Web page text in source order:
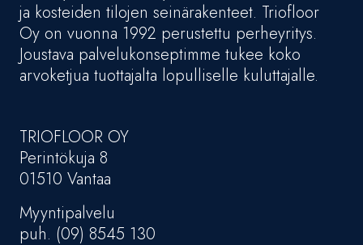
ja kosteiden tilojen seinärakenteet. Triofloor
Oy on vuonna 1992 perustettu perheyritys.
Joustava palvelukonseptimme tukee koko
arvoketjua tuottajalta lopulliselle kuluttajalle.
TRIOFLOOR OY
Perintökuja 8
01510 Vantaa
Myyntipalvelu
puh. (09) 8545 130